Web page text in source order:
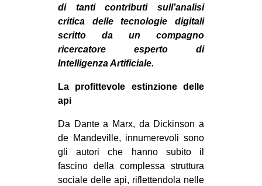
SPORT POPOLARE
MOVIMENTI
GENERI
MIGRAZIONI
PRECARIATO
di tanti contributi sull’analisi
critica delle tecnologie digitali
scritto da un compagno
ricercatore esperto di
Intelligenza Artificiale.
La profittevole estinzione delle
api
Da Dante a Marx, da Dickinson a
de Mandeville, innumerevoli sono
gli autori che hanno subito il
fascino della complessa struttura
sociale delle api, riflettendola nelle